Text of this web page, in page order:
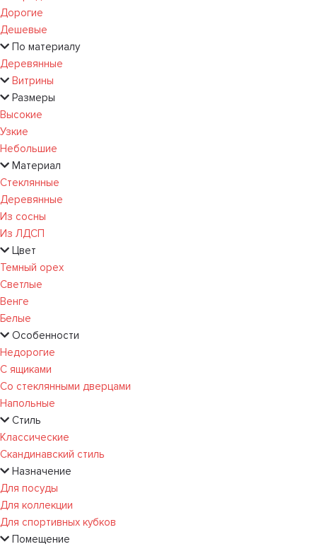
Дорогие
Дешевые
По материалу
Деревянные
Витрины
Размеры
Высокие
Узкие
Небольшие
Материал
Стеклянные
Деревянные
Из сосны
Из ЛДСП
Цвет
Темный орех
Светлые
Венге
Белые
Особенности
Недорогие
С ящиками
Со стеклянными дверцами
Напольные
Стиль
Классические
Скандинавский стиль
Назначение
Для посуды
Для коллекции
Для спортивных кубков
Помещение